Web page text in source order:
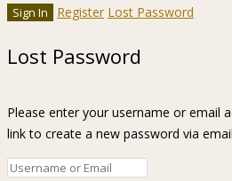
Register Lost Password
Lost Password
Please enter your username or email
link to create a new password via